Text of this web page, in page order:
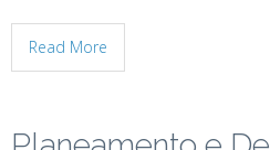
Read More